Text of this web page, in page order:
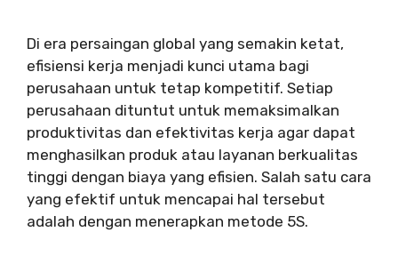
Di era persaingan global yang semakin ketat,
efisiensi kerja menjadi kunci utama bagi
perusahaan untuk tetap kompetitif. Setiap
perusahaan dituntut untuk memaksimalkan
produktivitas dan efektivitas kerja agar dapat
menghasilkan produk atau layanan berkualitas
tinggi dengan biaya yang efisien. Salah satu cara
yang efektif untuk mencapai hal tersebut
adalah dengan menerapkan metode 5S.